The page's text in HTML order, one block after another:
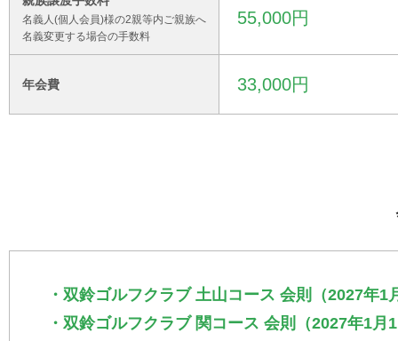
名義人(個人会員)様の2親等内ご親族へ
名義変更する場合の手数料
55,000円
年会費 33,000円
・双鈴ゴルフクラブ 土山コース 会則（2027年1
・双鈴ゴルフクラブ 関コース 会則（2027年1月